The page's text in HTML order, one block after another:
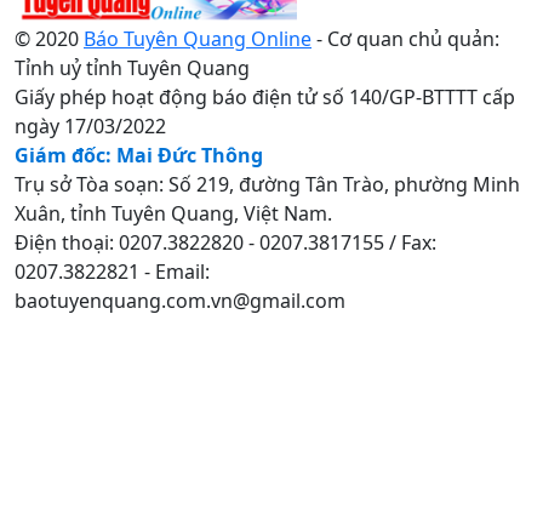
© 2020 Báo Tuyên Quang Online- Cơ quan chủ quản:
Tỉnh uỷ tỉnh Tuyên Quang
Giấy phép hoạt động báo điện tử số 140/GP-BTTTT cấp
ngày 17/03/2022
Giám đốc: Mai Đức Thông
Trụ sở Tòa soạn: Số 219, đường Tân Trào, phường Minh
Xuân, tỉnh Tuyên Quang, Việt Nam.
Điện thoại: 0207.3822820 - 0207.3817155 / Fax:
0207.3822821 - Email:
baotuyenquang.com.vn@gmail.com